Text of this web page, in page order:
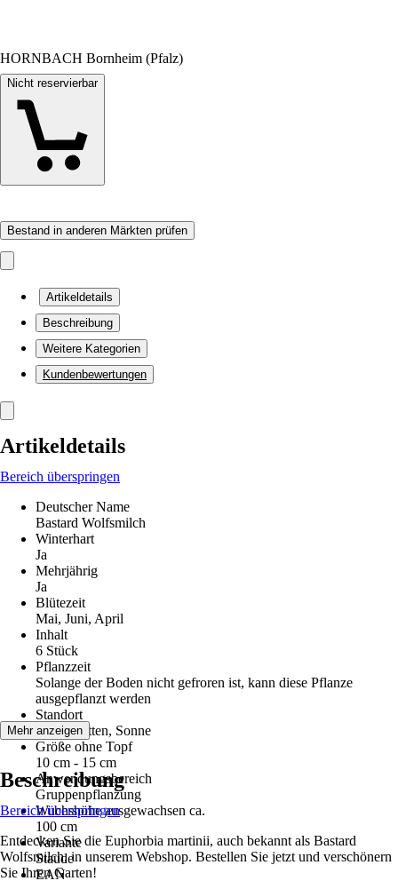
HORNBACH Bornheim (Pfalz)
Nicht reservierbar
Bestand in anderen Märkten prüfen
Artikeldetails
Beschreibung
Weitere Kategorien
Kundenbewertungen
Artikeldetails
Bereich überspringen
Deutscher Name
Bastard Wolfsmilch
Winterhart
Ja
Mehrjährig
Ja
Blütezeit
Mai, Juni, April
Inhalt
6 Stück
Pflanzzeit
Solange der Boden nicht gefroren ist, kann diese Pflanze
ausgepflanzt werden
Standort
Halbschatten, Sonne
Größe ohne Topf
10 cm - 15 cm
Anwendungsbereich
Gruppenpflanzung
Wuchshöhe ausgewachsen ca.
100 cm
Variante
Staude
EAN
Mehr anzeigen
Beschreibung
Bereich überspringen
Entdecken Sie die Euphorbia martinii, auch bekannt als Bastard
Wolfsmilch, in unserem Webshop. Bestellen Sie jetzt und verschönern
Sie Ihren Garten!